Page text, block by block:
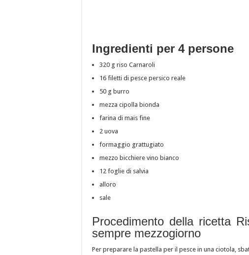
Ingredienti per 4 persone
320 g riso Carnaroli
16 filetti di pesce persico reale
50 g burro
mezza cipolla bionda
farina di mais fine
2 uova
formaggio grattugiato
mezzo bicchiere vino bianco
12 foglie di salvia
alloro
sale
Procedimento della ricetta
sempre mezzogiorno
Per preparare la pastella per il pesce in una ciotola,